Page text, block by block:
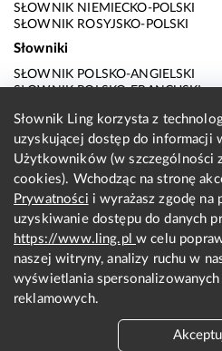
SŁOWNIK NIEMIECKO-POLSKI
SŁOWNIK ROSYJSKO-POLSKI
Słowniki
SŁOWNIK POLSKO-ANGIELSKI
SŁOWNIK POLSKO-FRANCUSKI
SŁOWNIK POLSKO-HISZPAŃSKI
SŁOWNIK POLSKO-NIEMIECKI
SŁOWNIK POLSKO-ROSYJSKI
SŁOWNIK ANGIELSKO-POLSKI
SŁOWNIK FRANCUSKO-POLSKI
SŁOWNIK WŁOSKO-POLSKI
SŁOWNIK HISZPAŃSKO-POLSKI
SŁOWNIK NIEMIECKO-POLSKI
SŁOWNIK ROSYJSKO-POLSKI
O nas
KONTAKT Z REDAKCJĄ
Słownik Ling korzysta z
uzyskującej dostęp do informacji
Użytkowników (w szczególności
cookies). Wchodząc na stronę
Prywatności i wyrażasz zgodę na
uzyskiwanie dostępu do danych
https://www.ling.plw celu
naszej witryny, analizy ruchu w
wyświetlania
reklamowych.